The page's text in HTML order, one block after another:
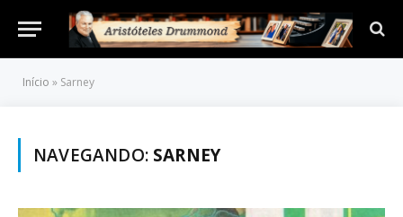
Início » Sarney
NAVEGANDO: SARNEY